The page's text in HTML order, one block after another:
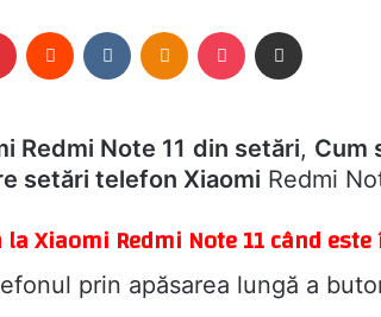
Pinterest Reddit VKontakteOdnoklassniki
Pocket
Redmi Note 11 din setări, Cum
setări telefon Xiaomi Redmi
Xiaomi Redmi Note 11 când
prin apăsarea lungă a